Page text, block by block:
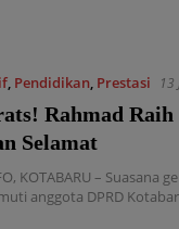
, Pendidikan, Prestasi 13
Rahmad
Selamat
KOTABARU – Suasana
anggota DPRD